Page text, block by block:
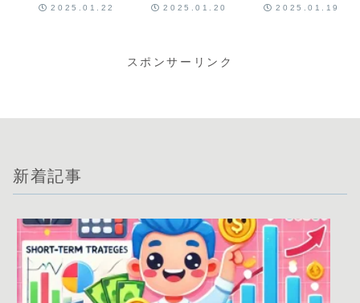
2025.01.22 2025.01.20 2025.01.19
スポンサーリンク
新着記事